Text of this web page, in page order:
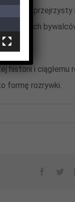
stałych
historii i ciągłemu
formę rozrywki.